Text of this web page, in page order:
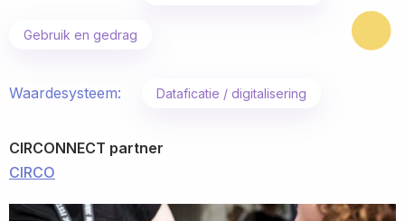
Gebruik en gedrag
Waardesysteem: Dataficatie / digitalisering
CIRCONNECT partner
CIRCO